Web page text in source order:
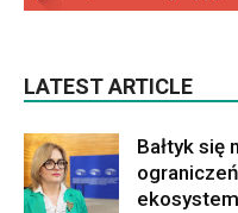
LATEST ARTICLE
Bałtyk się